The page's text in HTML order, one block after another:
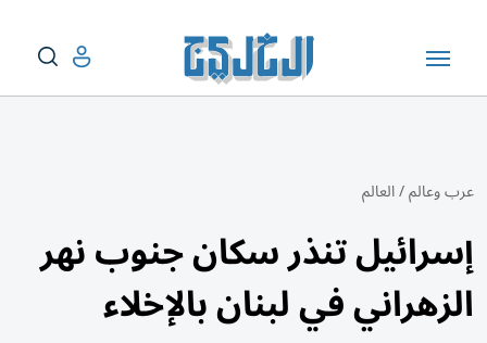
عرب وعالم/العالم
إسرائيل تنذر سكان جنوب نهر
الزهراني في لبنان بالإخلاء